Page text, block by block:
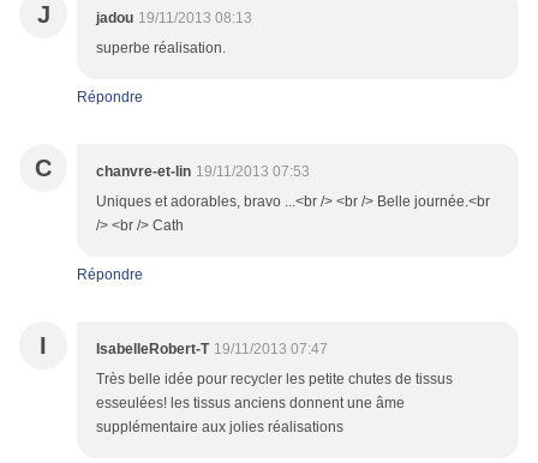
J jadou 19/11/2013 08:13
superbe réalisation.
Répondre
C chanvre-et-lin 19/11/2013 07:53
Uniques et adorables, bravo ...<br /> <br /> Belle journée.<br
/> <br /> Cath
Répondre
I IsabelleRobert-T 19/11/2013 07:47
Très belle idée pour recycler les petite chutes de tissus
esseulées! les tissus anciens donnent une âme
supplémentaire aux jolies réalisations